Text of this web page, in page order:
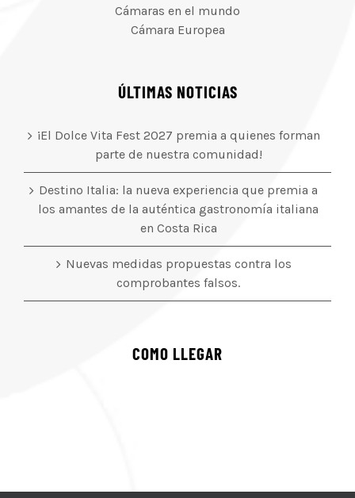
Cámaras en el mundo
Cámara Europea
ÚLTIMAS NOTICIAS
¡El Dolce Vita Fest 2027 premia a quienes forman
parte de nuestra comunidad!
Destino Italia: la nueva experiencia que premia a
los amantes de la auténtica gastronomía italiana
en Costa Rica
Nuevas medidas propuestas contra los
comprobantes falsos.
COMO LLEGAR